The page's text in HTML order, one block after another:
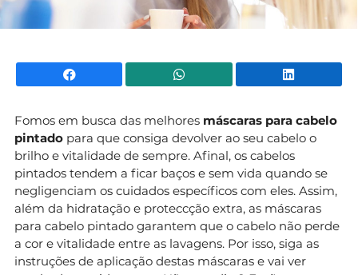
Facebook WhatsApp
Fomos em busca das melhores máscaras para cabelo
pintado para que consiga devolver ao seu cabelo o
brilho e vitalidade de sempre. Afinal, os cabelos
pintados tendem a ficar baços e sem vida quando se
negligenciam os cuidados específicos com eles. Assim,
além da hidratação e proteccção extra, as máscaras
para cabelo pintado garantem que o cabelo não perde
a cor e vitalidade entre as lavagens. Por isso, siga as
instruções de aplicação destas máscaras e vai ver